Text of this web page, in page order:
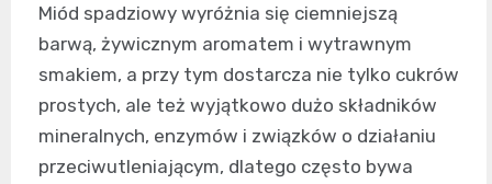
Miód spadziowy wyróżnia się ciemniejszą
barwą, żywicznym aromatem i wytrawnym
smakiem, a przy tym dostarcza nie tylko cukrów
prostych, ale też wyjątkowo dużo składników
mineralnych, enzymów i związków o działaniu
przeciwutleniającym, dlatego często bywa